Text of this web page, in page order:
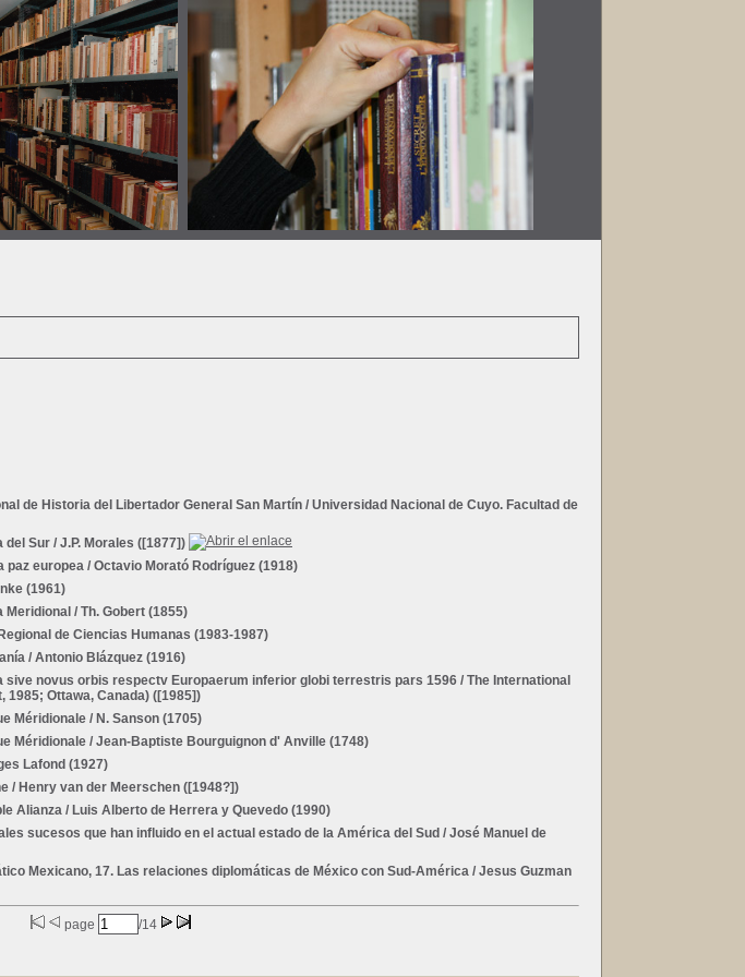
de Historia del Libertador General San Martín / Universidad Nacional de Cuyo. Facultad de
del Sur / J.P. Morales ([1877])
paz europea / Octavio Morató Rodríguez (1918)
(1961)
Meridional / Th. Gobert (1855)
de Ciencias Humanas (1983-1987)
/ Antonio Blázquez (1916)
sive novus orbis respectv Europaerum inferior globi terrestris pars 1596 / The International
Ottawa, Canada) ([1985])
Méridionale / N. Sanson (1705)
Méridionale / Jean-Baptiste Bourguignon d' Anville (1748)
Lafond (1927)
/ Henry van der Meerschen ([1948?])
Alianza / Luis Alberto de Herrera y Quevedo (1990)
sucesos que han influido en el actual estado de la América del Sud / José Manuel de
Mexicano, 17. Las relaciones diplomáticas de México con Sud-América / Jesus Guzman
page /14